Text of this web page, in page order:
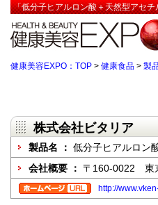
「低分子ヒアルロン酸＋天然型アセ
健康美容EXPO：TOP > 健康食品 > 製
株式会社ビタリア
製品名 ： 低分子ヒアルロン
会社概要 ： 〒160-0022 東
http://